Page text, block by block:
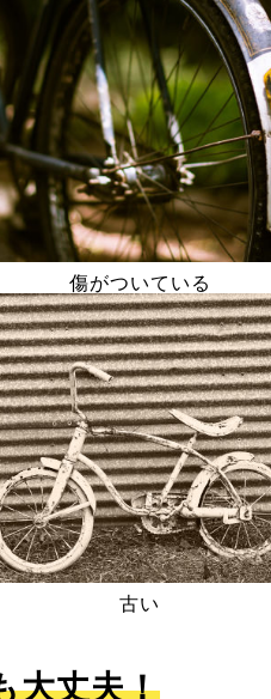
傷がついている
古い
大丈夫！